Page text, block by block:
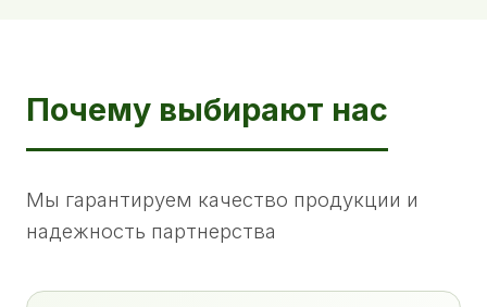
Почему выбирают нас
Мы гарантируем качество продукции и
надежность партнерства